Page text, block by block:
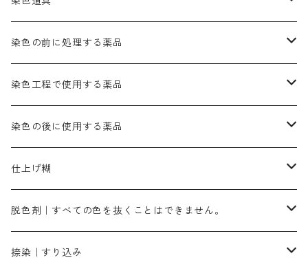
染料一覧ー100g入り
染料一覧ー500g入り
黒色系
1kg
ピンクMB｜ピンク色
ローズMB｜鮮やかなピンク色）
ブルーMB（定番の色合い）
スカイブルーMG｜緑みの空色
バイオレットMFB
緑色系
ダークグリンMG（定番の色合い）
グリーンMB｜緑色
茶色系
ダークブロンMFB｜こげ茶色
ブロンHNR｜こげ茶色
黒色系
ブラックMK（赤みの黒色）
ブラックMG（青みの黒色）
白色系（定番の色合い）
ネオホワイトR
カッチ｜茶系
霧島産・晩秋茶｜黄金色（赤みの黄色）｜準備中
ハイドロサルファイトコンク
45cm×45cm（ハンカチ）｜端の始末も綿糸｜タグなし
54cm×54cm（バンダナ）｜端の始末も綿糸｜タグなし
ローダミンB｜赤紫色｜マゼンダ色
酸性剤
ソーダ灰｜アルカリ性のPH調整剤
硫酸第一鉄｜鉄媒染剤
刷毛
摺込み刷毛（スリコミハケ）ー夏毛（硬いタイプ）
摺込み刷毛（スリコミハケ）ー冬毛（柔らかいタイプ）
ローケツ筆
ローケツ用筆｜1本～販売
ローケツ用筆ー10%off｜20本セットお取り寄せ品
洋型紙（9番手｜中薄口、10番手｜中厚口）
有償サンプル品｜約20cm×27cm
洋型紙9番手｜中薄口｜約54cm×110cm
張木｜入荷待ち
伸子
型洗いブラシ
染色の前に処理する薬品
精練剤｜汚れ落とし剤｜針状マルセル石鹸
糊落とし剤｜ソルベンCA
濃染処理剤｜ソルバックスPS－900
染色工程で使用する薬品
染料の吸収促進剤
酢酸｜絹・羊毛・ナイロンに使用する
芒硝｜綿・麻の染色に使用する。
染料のムラ染め抑制剤（均染剤）
アゾリン200％｜綿・麻・絹・羊毛・ナイロンの染色
レオニールEHC｜反応染料用
染料の浸透剤
ソルバライトS-70｜各種繊維の浸し染めに使用可能
染料の定着向上剤
染色の後に使用する薬品
ソーピング剤｜未定着の染料を除去すること
ネオポールB－300｜反応染料のソーピング剤
仕上げ剤｜柔軟・平滑剤
白場汚染防止剤
仕上げ糊
カルボキシメチルセルロース（CMC）
海藻系
脱色剤｜すべての色を抜くことはできません。
脱色剤
捺染｜すり込み